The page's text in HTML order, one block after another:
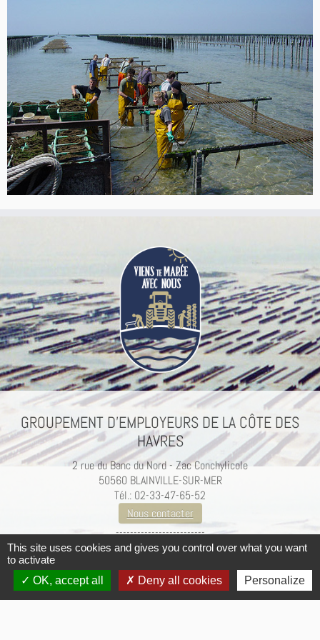
GROUPEMENT D’EMPLOYEURS DE LA CÔTE DES
HAVRES
2 rue du Banc du Nord - Zac Conchylicole
50560 BLAINVILLE-SUR-MER
Tél.: 02-33-47-65-52
Nous contacter
-------------------------
Mentions légales / Crédits
This site uses cookies and gives you control over what you want
to activate
OK, accept all
Deny all cookies Personalize